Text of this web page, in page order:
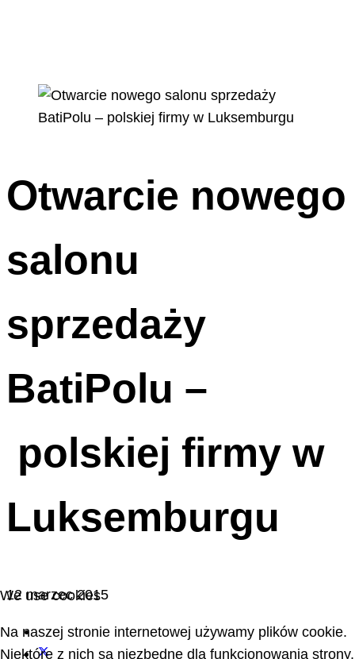
Otwarcie nowego
salonu
sprzedaży
BatiPolu –
polskiej firmy w
Luksemburgu
12 marzec 2015
We use cookies
Na naszej stronie internetowej używamy plików cookie.
Niektóre z nich są niezbędne dla funkcjonowania strony,